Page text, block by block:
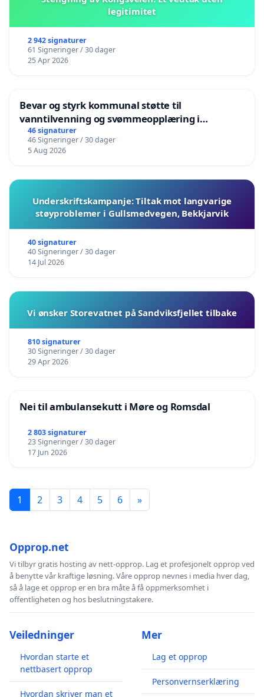
legitimitet
2 942 signaturer
61 Signeringer / 30 dager
25 Apr 2026
Bevar og styrk kommunal støtte til
vanntilvenning og svømmeopplæring i
barnehagene i Haugesund
46 signaturer
46 Signeringer / 30 dager
5 Aug 2026
Underskriftskampanje: Tiltak mot langvarige
støyproblemer i Gullsmedvegen, Bekkjarvik
40 signaturer
40 Signeringer / 30 dager
14 Jul 2026
Vi ønsker Storevatnet på Sandviksfjellet tilbake
810 signaturer
30 Signeringer / 30 dager
29 Apr 2026
Nei til ambulansekutt i Møre og Romsdal
2 803 signaturer
23 Signeringer / 30 dager
17 Jun 2026
1 2 3 4 5 6 »
Opprop.net
Vi tilbyr gratis hosting av nett-opprop. Lag et profesjonelt opprop ved
å benytte vår kraftige løsning. Våre opprop nevnes i media hver dag,
så å lage et opprop er en bra måte å få oppmerksomhet i
offentligheten og hos beslutningstakere.
Veiledninger
Hvordan starte et
nettbasert opprop
Hvordan skriver man et
Mer
Lag et opprop
Personvernserklæring